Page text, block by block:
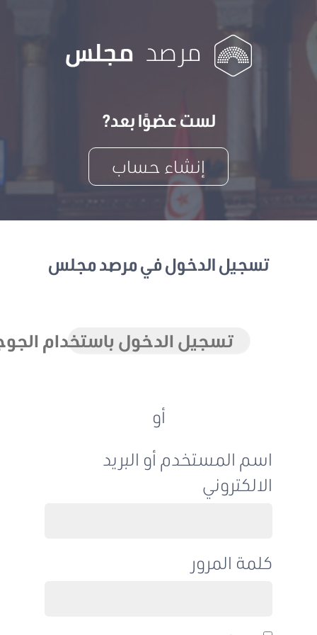
لست عضوًا بعد?
إنشاء حساب
تسجيل الدخول في مرصد مجلس
تسجيل الدخول باستخدام الجوجل
اسم المستخدم أو البريد
الالكتروني
كلمة المرور